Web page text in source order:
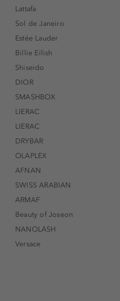
Lattafa
Sol de Janeiro
Estée Lauder
Billie Eilish
Shiseido
DIOR
SMASHBOX
LIERAC
LIERAC
DRYBAR
OLAPLEX
AFNAN
SWISS ARABIAN
ARMAF
Beauty of Joseon
NANOLASH
Versace